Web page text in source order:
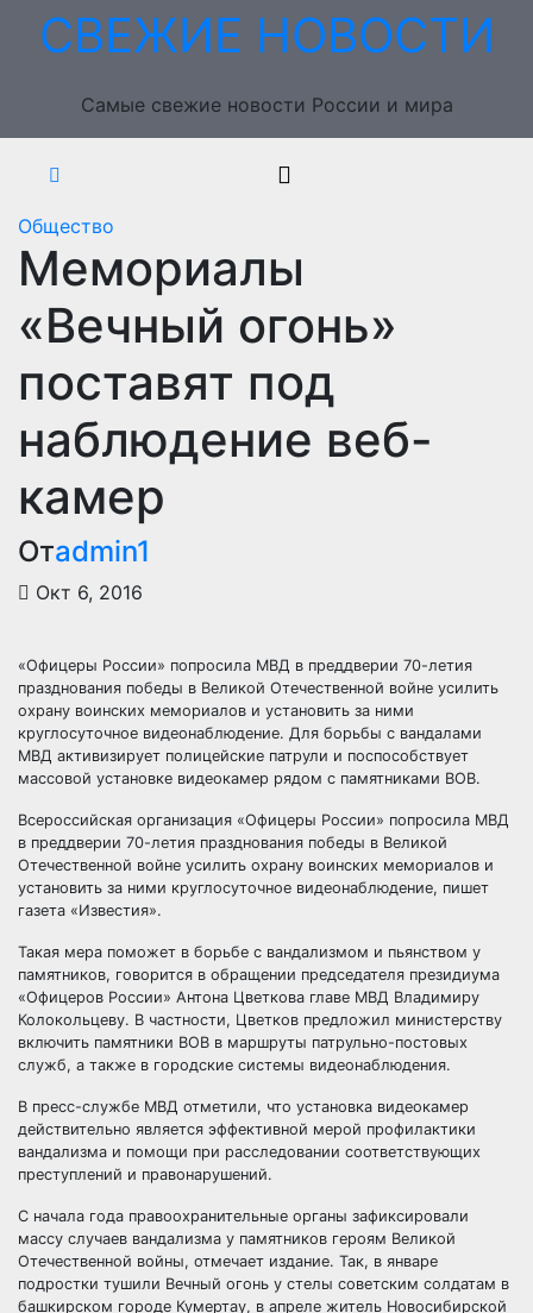
ПерейтиСВЕЖИЕ НОВОСТИ
Самые свежие новости России и мира
Общество
Мемориалы
«Вечный огонь»
поставят под
наблюдение веб-
камер
Отadmin1
Окт 6, 2016
«Офицеры России» попросила МВД в преддверии 70-летия
празднования победы в Великой Отечественной войне усилить
охрану воинских мемориалов и установить за ними
круглосуточное видеонаблюдение. Для борьбы с вандалами
МВД активизирует полицейские патрули и поспособствует
массовой установке видеокамер рядом с памятниками ВОВ.
Всероссийская организация «Офицеры России» попросила МВД
в преддверии 70-летия празднования победы в Великой
Отечественной войне усилить охрану воинских мемориалов и
установить за ними круглосуточное видеонаблюдение, пишет
газета «Известия».
Такая мера поможет в борьбе с вандализмом и пьянством у
памятников, говорится в обращении председателя президиума
«Офицеров России» Антона Цветкова главе МВД Владимиру
Колокольцеву. В частности, Цветков предложил министерству
включить памятники ВОВ в маршруты патрульно-постовых
служб, а также в городские системы видеонаблюдения.
В пресс-службе МВД отметили, что установка видеокамер
действительно является эффективной мерой профилактики
вандализма и помощи при расследовании соответствующих
преступлений и правонарушений.
С начала года правоохранительные органы зафиксировали
массу случаев вандализма у памятников героям Великой
Отечественной войны, отмечает издание. Так, в январе
подростки тушили Вечный огонь у стелы советским солдатам в
башкирском городе Кумертау, в апреле житель Новосибирской